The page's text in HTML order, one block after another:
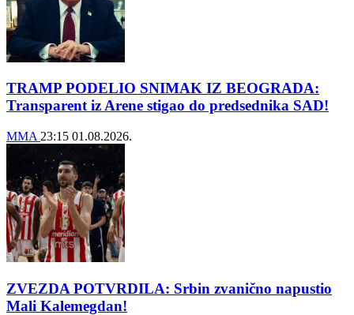
TRAMP PODELIO SNIMAK IZ BEOGRADA:
Transparent iz Arene stigao do predsednika SAD!
MMA 23:15 01.08.2026.
ZVEZDA POTVRDILA: Srbin zvanično napustio
Mali Kalemegdan!